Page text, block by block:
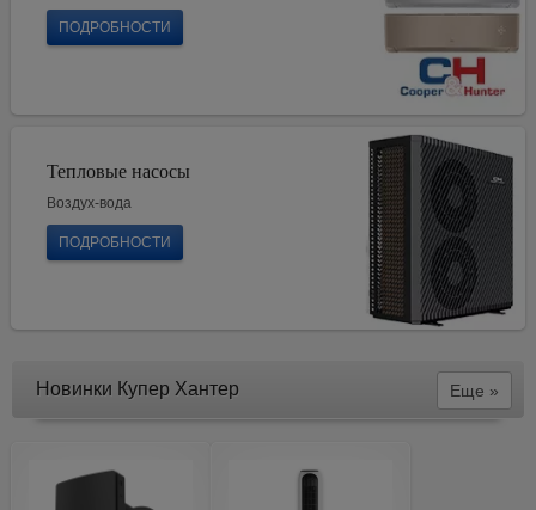
ПОДРОБНОСТИ
Тепловые насосы
Воздух-вода
ПОДРОБНОСТИ
Новинки Купер Хантер Еще »